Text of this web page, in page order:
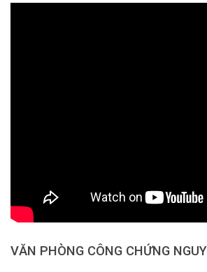
VĂN PHÒNG CÔNG CHỨNG